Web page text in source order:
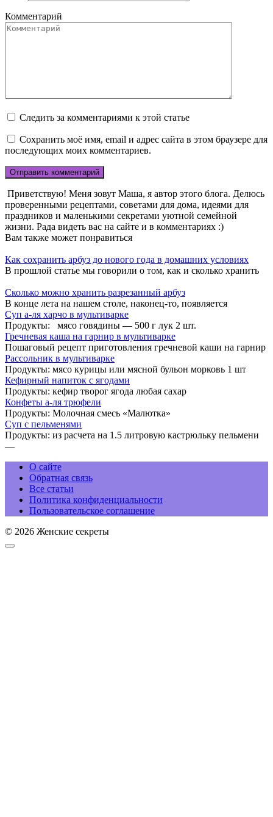
Комментарий
Следить за комментариями к этой статье
Сохранить моё имя, email и адрес сайта в этом браузере для
последующих моих комментариев.
Приветствую! Меня зовут Маша, я автор этого блога. Делюсь
проверенными рецептами, советами для дома, идеями для
праздников и маленькими секретами уютной семейной
жизни. Рада видеть вас на сайте и в комментариях :)
Вам также может понравиться
Как сохранить арбуз до нового года в домашних условиях
В прошлой статье мы говорили о том, как и сколько хранить
Сколько можно хранить разрезанный арбуз
В конце лета на нашем столе, наконец-то, появляется
Суп а-ля харчо в мультиварке
Продукты: мясо говядины — 500 г лук 2 шт.
Гречневая каша на гарнир в мультиварке
Пошаговый рецепт приготовления гречневой каши на гарнир
Рассольник в мультиварке
Продукты: мясо курицы или мясной бульон морковь 1 шт
Кефирный напиток с ягодами
Продукты: кефир творог ягода любая сахар
Конфеты а-ля трюфели
Продукты: Молочная смесь «Малютка»
Суп с пельменями
Продукты: из расчета на 1.5 литровую кастрюльку пельмени
—
О сайте
Обратная связь
Все статьи
Политика конфиденциальности
Пользовательское соглашение
© 2026 Женские секреты